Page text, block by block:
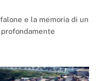
e la memoria di un
profondamente